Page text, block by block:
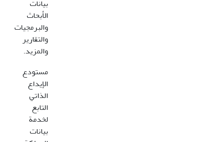
بيانات
الأبحاث
والبرمجيات
والتقارير
والمزيد.
مستودع
الإيداع
الذاتي
التابع
لخدمة
بيانات